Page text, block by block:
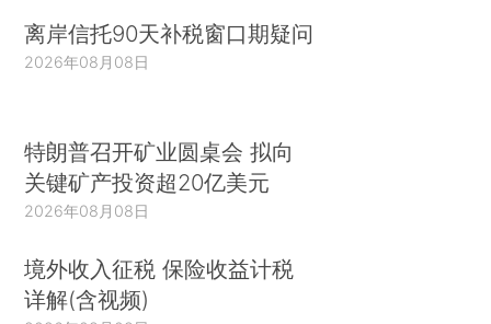
离岸信托90天补税窗口期疑问
2026年08月08日
特朗普召开矿业圆桌会 拟向
关键矿产投资超20亿美元
2026年08月08日
境外收入征税 保险收益计税
详解(含视频)